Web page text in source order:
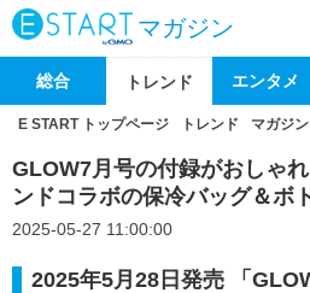
マガジン
総合 トレンド エンタメ
E START トップページ トレンド マガジン
GLOW7月号の付録がおしゃ
ンドコラボの保冷バッグ＆ボ
2025-05-27 11:00:00
2025年5月28日発売 「